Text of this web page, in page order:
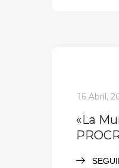
_
16 Abril,
«La Muni